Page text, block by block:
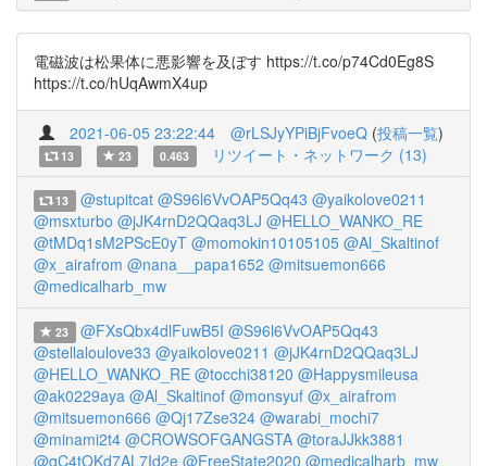
電磁波は松果体に悪影響を及ぼす https://t.co/p74Cd0Eg8S
https://t.co/hUqAwmX4up
2021-06-05 23:22:44 @rLSJyYPiBjFvoeQ (投稿一覧)
13 23 0.463 リツイート・ネットワーク (13)
13 @stupitcat @S96l6VvOAP5Qq43 @yaikolove0211
@msxturbo @jJK4rnD2QQaq3LJ @HELLO_WANKO_RE
@tMDq1sM2PScE0yT @momokin10105105 @Al_Skaltinof
@x_airafrom @nana__papa1652 @mitsuemon666
@medicalharb_mw
23 @FXsQbx4dlFuwB5I @S96l6VvOAP5Qq43
@stellaloulove33 @yaikolove0211 @jJK4rnD2QQaq3LJ
@HELLO_WANKO_RE @tocchi38120 @Happysmileusa
@ak0229aya @Al_Skaltinof @monsyuf @x_airafrom
@mitsuemon666 @Qj17Zse324 @warabi_mochi7
@minami2t4 @CROWSOFGANGSTA @toraJJkk3881
@qC4tOKd7AL7Id2e @FreeState2020 @medicalharb_mw